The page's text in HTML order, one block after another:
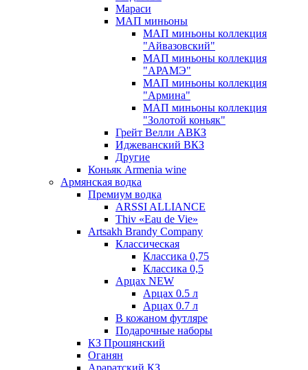
Мараси
МАП миньоны
МАП миньоны коллекция
"Айвазовский"
МАП миньоны коллекция
"АРАМЭ"
МАП миньоны коллекция
"Армина"
МАП миньоны коллекция
"Золотой коньяк"
Грейт Велли АВКЗ
Иджеванский ВКЗ
Другие
Коньяк Armenia wine
Армянская водка
Премиум водка
ARSSI ALLIANCE
Thiv «Eau de Vie»
Artsakh Brandy Company
Классическая
Классика 0,75
Классика 0,5
Арцах NEW
Арцах 0.5 л
Арцах 0.7 л
В кожаном футляре
Подарочные наборы
КЗ Прошянский
Оганян
Араратский КЗ